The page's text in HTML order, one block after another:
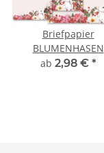
Briefpapier
BLUMENHASEN
ab 2,98 € *